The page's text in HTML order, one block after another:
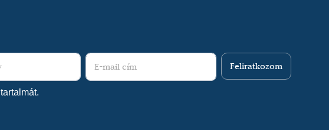
tartalmát.
Feliratkozom